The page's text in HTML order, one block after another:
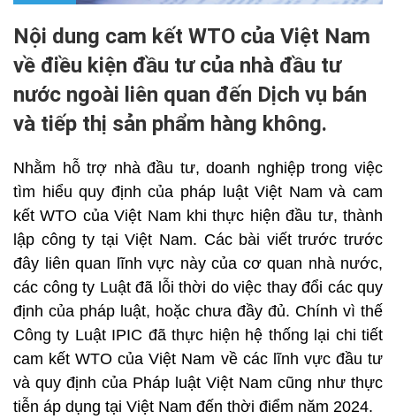
Nội dung cam kết WTO của Việt Nam
về điều kiện đầu tư của nhà đầu tư
nước ngoài liên quan đến Dịch vụ bán
và tiếp thị sản phẩm hàng không.
Nhằm hỗ trợ nhà đầu tư, doanh nghiệp trong việc
tìm hiểu quy định của pháp luật Việt Nam và cam
kết WTO của Việt Nam khi thực hiện đầu tư, thành
lập công ty tại Việt Nam. Các bài viết trước trước
đây liên quan lĩnh vực này của cơ quan nhà nước,
các công ty Luật đã lỗi thời do việc thay đổi các quy
định của pháp luật, hoặc chưa đầy đủ. Chính vì thế
Công ty Luật IPIC đã thực hiện hệ thống lại chi tiết
cam kết WTO của Việt Nam về các lĩnh vực đầu tư
và quy định của Pháp luật Việt Nam cũng như thực
tiễn áp dụng tại Việt Nam đến thời điểm năm 2024.